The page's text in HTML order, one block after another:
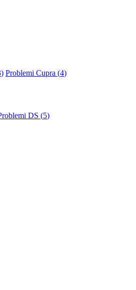
) Problemi Cupra (4)
DS (5)